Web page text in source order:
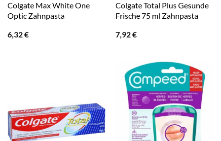
Colgate Max White One
Optic Zahnpasta
6,32€
Colgate Total Plus Gesunde
Frische 75 ml Zahnpasta
7,92€